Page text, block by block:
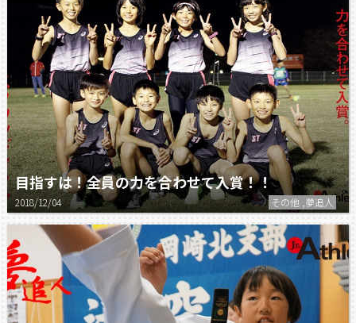
目指すは！全員の力を合わせて入賞！！
2018/12/04 その他 ,夢追人